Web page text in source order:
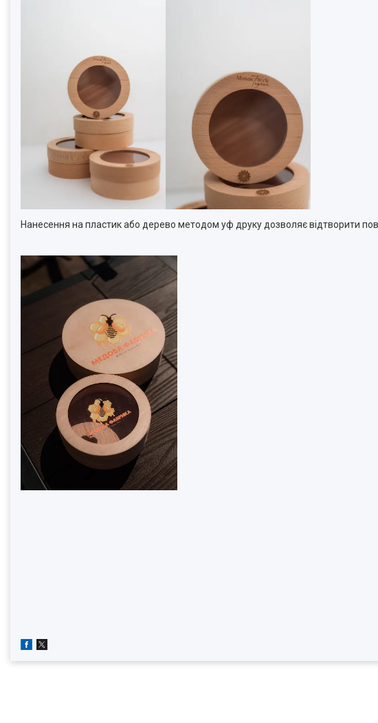
Нанесення на пластик або дерево методом уф друку дозволяє відтворити